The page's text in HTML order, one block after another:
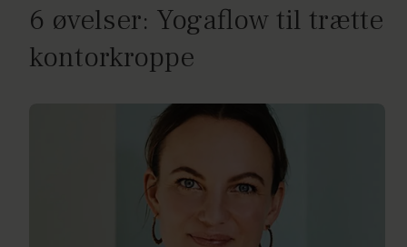
6 øvelser: Yogaflow til trætte
kontorkroppe